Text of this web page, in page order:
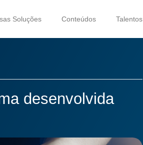
Soluções Conteúdos Talentos
desenvolvida